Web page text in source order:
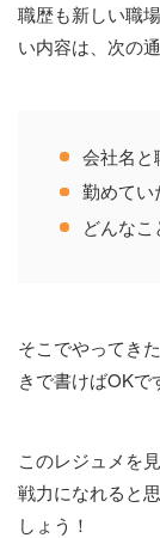
職歴も新しい職
い内容は、次の通
会社名と
勤めてい
どんな
そこでやってき
きで書けばOKで
このレジュメを
戦力になれると
しょう！